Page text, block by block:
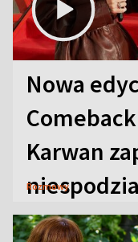
Nowa
Karwan
Rozmowy